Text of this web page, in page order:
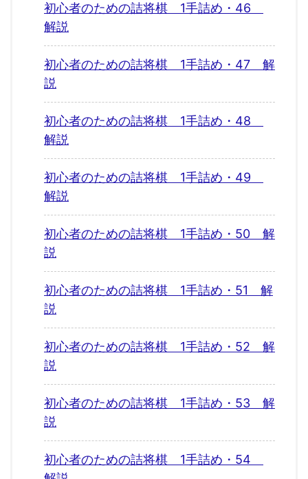
初心者のための詰将棋 1手詰め・46
解説
初心者のための詰将棋 1手詰め・47 解
説
初心者のための詰将棋 1手詰め・48
解説
初心者のための詰将棋 1手詰め・49
解説
初心者のための詰将棋 1手詰め・50 解
説
初心者のための詰将棋 1手詰め・51 解
説
初心者のための詰将棋 1手詰め・52 解
説
初心者のための詰将棋 1手詰め・53 解
説
初心者のための詰将棋 1手詰め・54